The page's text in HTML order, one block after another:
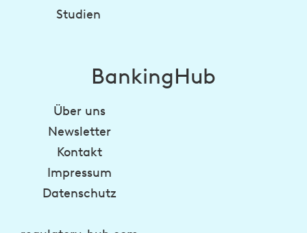
Studien
BankingHub
Über uns
Newsletter
Kontakt
Impressum
Datenschutz